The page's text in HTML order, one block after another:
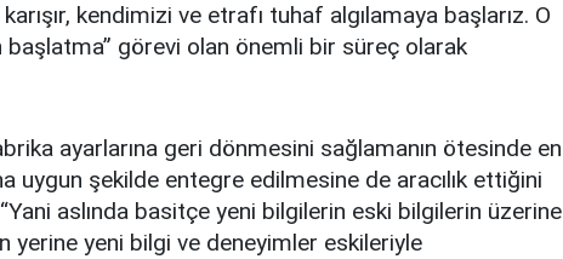
kendimizi ve etrafı tuhaf algılamaya başlarız. O
başlatma” görevi olan önemli bir süreç olarak
ayarlarına geri dönmesini sağlamanın ötesinde en
uygun şekilde entegre edilmesine de aracılık ettiğini
aslında basitçe yeni bilgilerin eski bilgilerin üzerine
yerine yeni bilgi ve deneyimler eskileriyle